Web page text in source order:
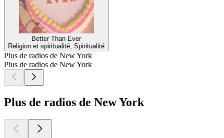
Better Than Ever
Religion et spiritualité, Spiritualité
Plus de radios de New York
Plus de radios de New York
Plus de radios de New York